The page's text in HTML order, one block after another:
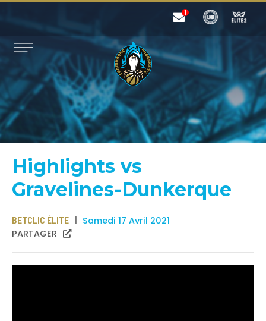
Highlights vs
Gravelines-Dunkerque
BETCLIC ÉLITE
Samedi 17 Avril 2021
PARTAGER